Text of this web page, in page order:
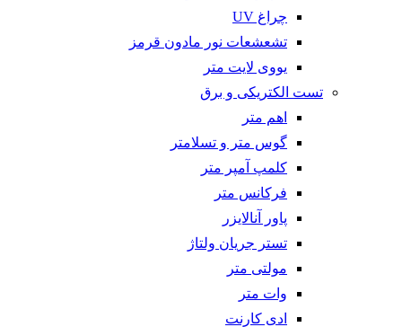
چراغ UV
تشعشعات نور مادون قرمز
یووی لایت متر
تست الکتریکی و برق
اهم متر
گوس متر و تسلامتر
کلمپ آمپر متر
فرکانس متر
پاور آنالایزر
تستر جریان ولتاژ
مولتی متر
وات متر
ادی کارنت